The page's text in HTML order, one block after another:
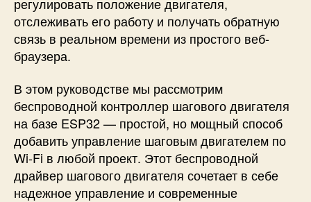
а
E
S
2
и
T
M
C
2
2
4
отслеживать его работу и получать обратную
связь в реальном времени из простого веб-
браузера.
В этом руководстве мы рассмотрим
беспроводной контроллер шагового двигателя
на базе ESP32— простой, но мощный способ
добавитьуправление шаговым двигателем по
Wi-Fi в любой проект. Этот беспроводной
драйвер шагового двигателя сочетает в себе
надежное управление и современные